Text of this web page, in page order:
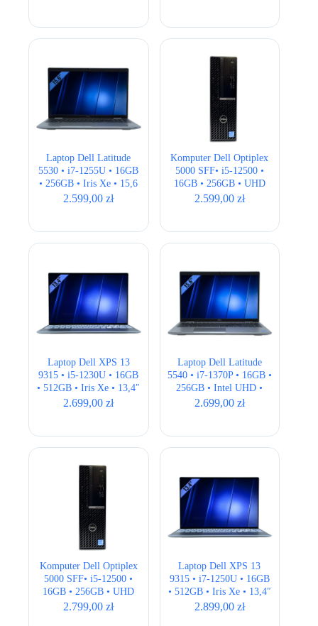
Laptop Dell Latitude
5530 • i7-1255U • 16GB
• 256GB • Iris Xe • 15,6
” Full HD
2.599,00zł
Komputer Dell Optiplex
5000 SFF• i5-12500 •
16GB • 256GB • UHD
770
2.599,00 zł
Laptop Dell XPS 13
9315 • i5-1230U • 16GB
• 512GB • Iris Xe • 13,4″
Full HD+
2.699,00zł
Laptop Dell Latitude
5540 • i7-1370P • 16GB •
256GB • Intel UHD •
15,6″ Full HD
2.699,00 zł
Komputer Dell Optiplex
5000 SFF• i5-12500 •
16GB • 256GB • UHD
770 • Wi-Fi
2.799,00zł
Laptop Dell XPS 13
9315 • i7-1250U • 16GB
• 512GB • Iris Xe • 13,4″
Full HD+
2.899,00 zł